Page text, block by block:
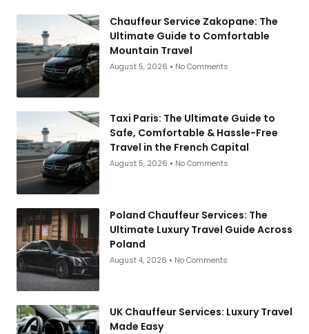
Chauffeur Service Zakopane: The
Ultimate Guide to Comfortable
Mountain Travel
August 5, 2026 No Comments
Taxi Paris: The Ultimate Guide to
Safe, Comfortable & Hassle-Free
Travel in the French Capital
August 5, 2026 No Comments
Poland Chauffeur Services: The
Ultimate Luxury Travel Guide Across
Poland
August 4, 2026 No Comments
UK Chauffeur Services: Luxury Travel
Made Easy